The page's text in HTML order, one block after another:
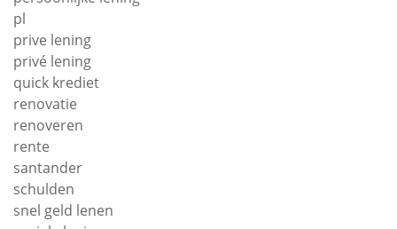
pl
prive lening
privé lening
quick krediet
renovatie
renoveren
rente
santander
schulden
snel geld lenen